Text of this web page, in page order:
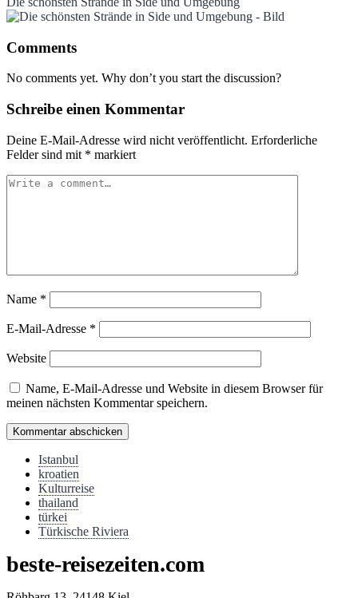
Comments
No comments yet. Why don’t you start the discussion?
Schreibe einen Kommentar
Deine E-Mail-Adresse wird nicht veröffentlicht. Erforderliche
Felder sind mit * markiert
Name *
E-Mail-Adresse *
Website
Name, E-Mail-Adresse und Website in diesem Browser für
meinen nächsten Kommentar speichern.
Istanbul
kroatien
Kulturreise
thailand
türkei
Türkische Riviera
beste-reisezeiten.com